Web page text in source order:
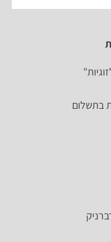
בתשלום